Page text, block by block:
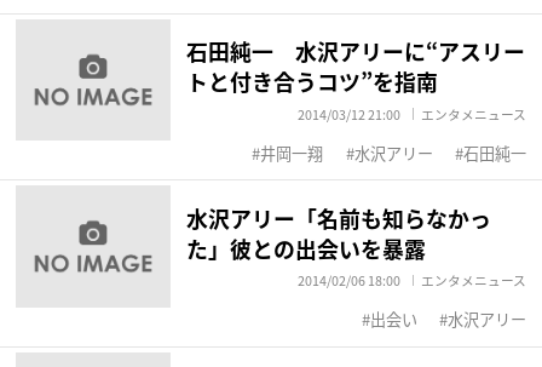
石田純一 水沢アリーに“アスリー
トと付き合うコツ”を指南
2014/03/12 21:00 エンタメニュース
井岡一翔 水沢アリー 石田純一
水沢アリー「名前も知らなかっ
た」彼との出会いを暴露
2014/02/06 18:00 エンタメニュース
出会い 水沢アリー